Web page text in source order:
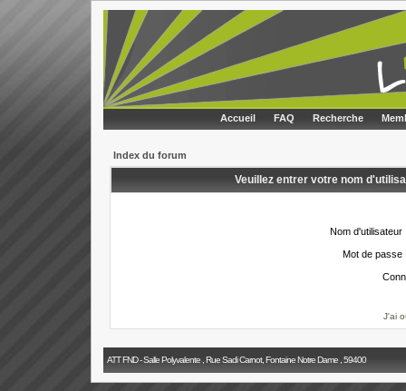
Accueil FAQ Recherche
Index du forum
Veuillez entrer votre nom
Nom d'utilisateur
Mot de passe
J'ai
ATT FND - Salle Polyvalente , Rue Sadi Carnot, Fontaine Notre Dame , 59400